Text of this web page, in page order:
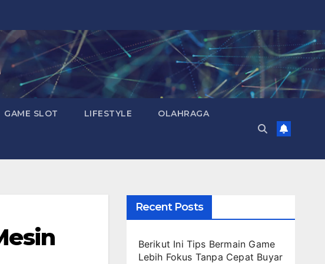
GAME SLOT LIFESTYLE OLAHRAGA
Recent Posts
Berikut Ini Tips Bermain Game
Lebih Fokus Tanpa Cepat Buyar